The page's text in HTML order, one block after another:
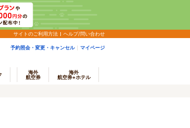
サイトのご利用方法 ヘルプ/問い合わせ
予約照会・変更・キャンセル マイページ
海外
航空券
海外
航空券+ホテル